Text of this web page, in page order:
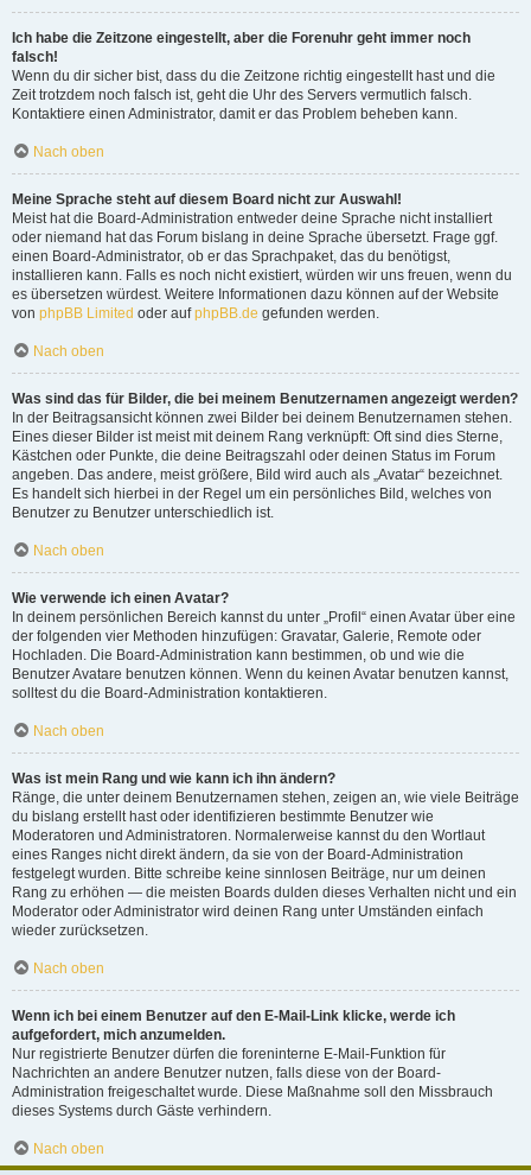
Ich habe die Zeitzone eingestellt, aber die Forenuhr geht immer noch
falsch!
Wenn du dir sicher bist, dass du die Zeitzone richtig eingestellt hast und die
Zeit trotzdem noch falsch ist, geht die Uhr des Servers vermutlich falsch.
Kontaktiere einen Administrator, damit er das Problem beheben kann.
Nach oben
Meine Sprache steht auf diesem Board nicht zur Auswahl!
Meist hat die Board-Administration entweder deine Sprache nicht installiert
oder niemand hat das Forum bislang in deine Sprache übersetzt. Frage ggf.
einen Board-Administrator, ob er das Sprachpaket, das du benötigst,
installieren kann. Falls es noch nicht existiert, würden wir uns freuen, wenn du
es übersetzen würdest. Weitere Informationen dazu können auf der Website
von phpBB Limited oder aufphpBB.de gefunden werden.
Nach oben
Was sind das für Bilder, die bei meinem Benutzernamen angezeigt werden?
In der Beitragsansicht können zwei Bilder bei deinem Benutzernamen stehen.
Eines dieser Bilder ist meist mit deinem Rang verknüpft: Oft sind dies Sterne,
Kästchen oder Punkte, die deine Beitragszahl oder deinen Status im Forum
angeben. Das andere, meist größere, Bild wird auch als „Avatar“ bezeichnet.
Es handelt sich hierbei in der Regel um ein persönliches Bild, welches von
Benutzer zu Benutzer unterschiedlich ist.
Nach oben
Wie verwende ich einen Avatar?
In deinem persönlichen Bereich kannst du unter „Profil“ einen Avatar über eine
der folgenden vier Methoden hinzufügen: Gravatar, Galerie, Remote oder
Hochladen. Die Board-Administration kann bestimmen, ob und wie die
Benutzer Avatare benutzen können. Wenn du keinen Avatar benutzen kannst,
solltest du die Board-Administration kontaktieren.
Nach oben
Was ist mein Rang und wie kann ich ihn ändern?
Ränge, die unter deinem Benutzernamen stehen, zeigen an, wie viele Beiträge
du bislang erstellt hast oder identifizieren bestimmte Benutzer wie
Moderatoren und Administratoren. Normalerweise kannst du den Wortlaut
eines Ranges nicht direkt ändern, da sie von der Board-Administration
festgelegt wurden. Bitte schreibe keine sinnlosen Beiträge, nur um deinen
Rang zu erhöhen — die meisten Boards dulden dieses Verhalten nicht und ein
Moderator oder Administrator wird deinen Rang unter Umständen einfach
wieder zurücksetzen.
Nach oben
Wenn ich bei einem Benutzer auf den E-Mail-Link klicke, werde ich
aufgefordert, mich anzumelden.
Nur registrierte Benutzer dürfen die foreninterne E-Mail-Funktion für
Nachrichten an andere Benutzer nutzen, falls diese von der Board-
Administration freigeschaltet wurde. Diese Maßnahme soll den Missbrauch
dieses Systems durch Gäste verhindern.
Nach oben